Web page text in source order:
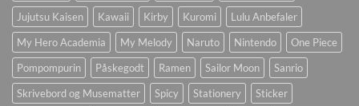
Jujutsu Kaisen
Kawaii Kirby Kuromi
Lulu Anbefaler
My Hero Academia
My Melody Naruto Nintendo
One Piece
Pompompurin
Påskegodt Ramen Sailor Moon
Sanrio
Skrivebord og Musematter
Spicy Stationery
Sticker